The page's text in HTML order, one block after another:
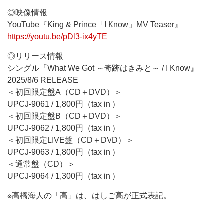
◎映像情報
YouTube『King & Prince「I Know」MV Teaser』
https://youtu.be/pDl3-ix4yTE
◎リリース情報
シングル『What We Got ～奇跡はきみと～ / I Know』
2025/8/6 RELEASE
＜初回限定盤A（CD＋DVD）＞
UPCJ-9061 / 1,800円（tax in.）
＜初回限定盤B（CD＋DVD）＞
UPCJ-9062 / 1,800円（tax in.）
＜初回限定LIVE盤（CD＋DVD）＞
UPCJ-9063 / 1,800円（tax in.）
＜通常盤（CD）＞
UPCJ-9064 / 1,300円（tax in.）
※高橋海人の「高」は、はしご高が正式表記。